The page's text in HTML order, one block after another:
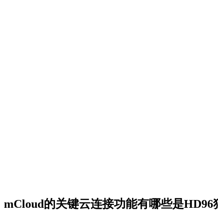
mCloud的关键云连接功能有哪些是HD96